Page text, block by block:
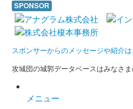
白石城 御城印 東北
白石城 御城印 東北
販売終了
SPONSOR
スポンサーからのメッセージや紹介は
攻城団の城郭データベースはみなさ
メニュー